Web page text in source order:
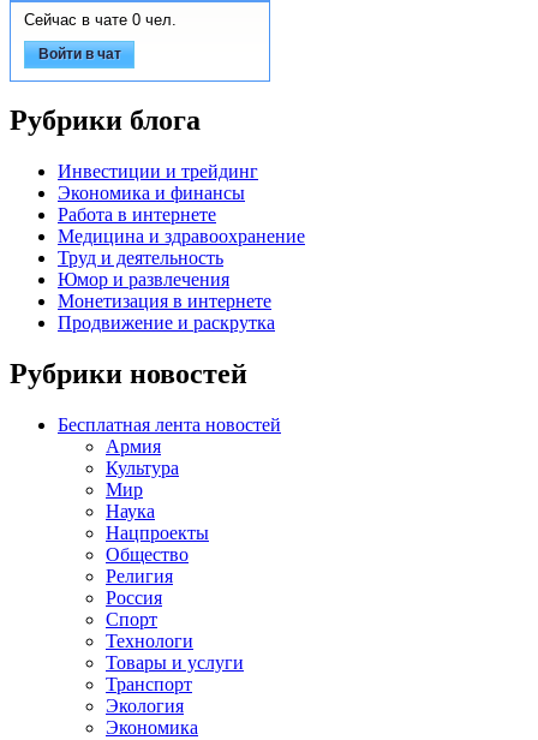
Сейчас в чате 0 чел.
Войти в чат
Рубрики блога
Инвестиции и трейдинг
Экономика и финансы
Работа в интернете
Медицина и здравоохранение
Труд и деятельность
Юмор и развлечения
Монетизация в интернете
Продвижение и раскрутка
Рубрики новостей
Бесплатная лента новостей
Армия
Культура
Мир
Наука
Нацпроекты
Общество
Религия
Россия
Спорт
Технологи
Товары и услуги
Транспорт
Экология
Экономика